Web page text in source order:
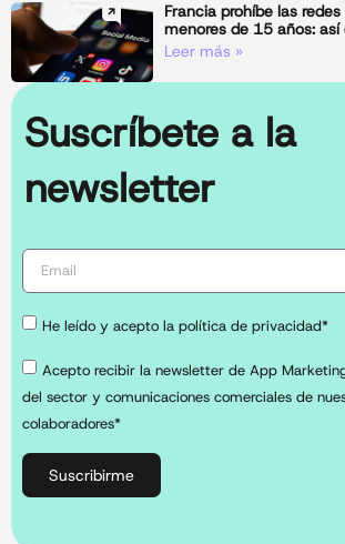
Francia prohíbe las
menores de 15 años: así
Leer más »
Suscríbete a la
newsletter
He leído y acepto la política de privacidad*
Acepto recibir la newsletter de App
del sector y comunicaciones comerciales de
colaboradores*
Suscribirme